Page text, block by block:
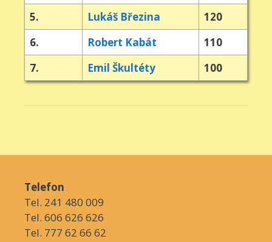
5.
Lukáš Březina
120
6.
Robert Kabát
110
7.
Emil Škultéty 100
Telefon
Tel. 241 480 009
Tel. 606 626 626
Tel. 777 62 66 62